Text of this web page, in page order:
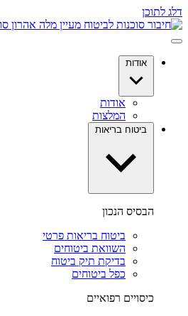
דלג לתוכן
אודות
אודות
המלצות
ביטוח בריאות
הבסיס הנכון
ביטוח בריאות פרטי
השוואת ביטוחים
בדיקת תיק ביטוח
כפל ביטוחים
כיסויים רפואיים